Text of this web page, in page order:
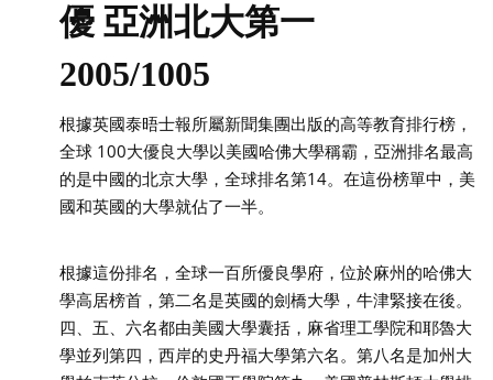
優 亞洲北大第一
2005/1005
根據英國泰晤士報所屬新聞集團出版的高等教育排行榜，
全球 100大優良大學以美國哈佛大學稱霸，亞洲排名最高
的是中國的北京大學，全球排名第14。在這份榜單中，美
國和英國的大學就佔了一半。
根據這份排名，全球一百所優良學府，位於麻州的哈佛大
學高居榜首，第二名是英國的劍橋大學，牛津緊接在後。
四、五、六名都由美國大學囊括，麻省理工學院和耶魯大
學並列第四，西岸的史丹福大學第六名。第八名是加州大